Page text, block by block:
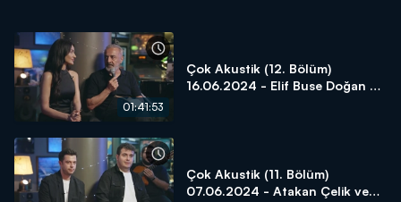
01:41:53
Çok Akustik (12. Bölüm)
16.06.2024 - Elif Buse Doğan ve
Çok Akustik (11. Bölüm)
07.06.2024 - Atakan Çelik ve